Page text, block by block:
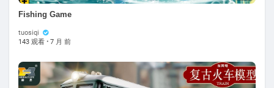
Fishing Game
tuosiqi
143 观看 · 7 月 前